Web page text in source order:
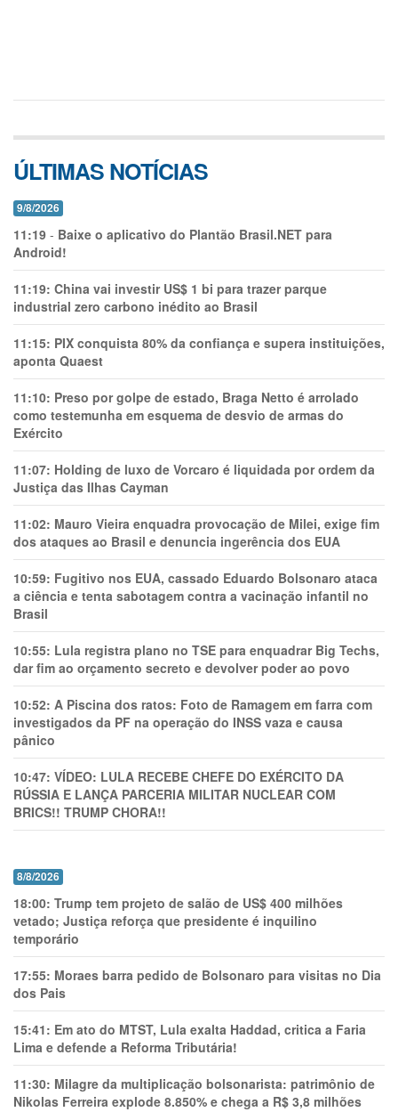
ÚLTIMAS NOTÍCIAS
9/8/2026
11:19 - Baixe o aplicativo do Plantão Brasil.NET para
Android!
11:19: China vai investir US$ 1 bi para trazer parque
industrial zero carbono inédito ao Brasil
11:15: PIX conquista 80% da confiança e supera instituições,
aponta Quaest
11:10: Preso por golpe de estado, Braga Netto é arrolado
como testemunha em esquema de desvio de armas do
Exército
11:07: Holding de luxo de Vorcaro é liquidada por ordem da
Justiça das Ilhas Cayman
11:02: Mauro Vieira enquadra provocação de Milei, exige fim
dos ataques ao Brasil e denuncia ingerência dos EUA
10:59: Fugitivo nos EUA, cassado Eduardo Bolsonaro ataca
a ciência e tenta sabotagem contra a vacinação infantil no
Brasil
10:55: Lula registra plano no TSE para enquadrar Big Techs,
dar fim ao orçamento secreto e devolver poder ao povo
10:52: A Piscina dos ratos: Foto de Ramagem em farra com
investigados da PF na operação do INSS vaza e causa
pânico
10:47: VÍDEO: LULA RECEBE CHEFE DO EXÉRCITO DA
RÚSSIA E LANÇA PARCERIA MILITAR NUCLEAR COM
BRICS!! TRUMP CHORA!!
8/8/2026
18:00: Trump tem projeto de salão de US$ 400 milhões
vetado; Justiça reforça que presidente é inquilino
temporário
17:55: Moraes barra pedido de Bolsonaro para visitas no Dia
dos Pais
15:41: Em ato do MTST, Lula exalta Haddad, critica a Faria
Lima e defende a Reforma Tributária!
11:30: Milagre da multiplicação bolsonarista: patrimônio de
Nikolas Ferreira explode 8.850% e chega a R$ 3,8 milhões